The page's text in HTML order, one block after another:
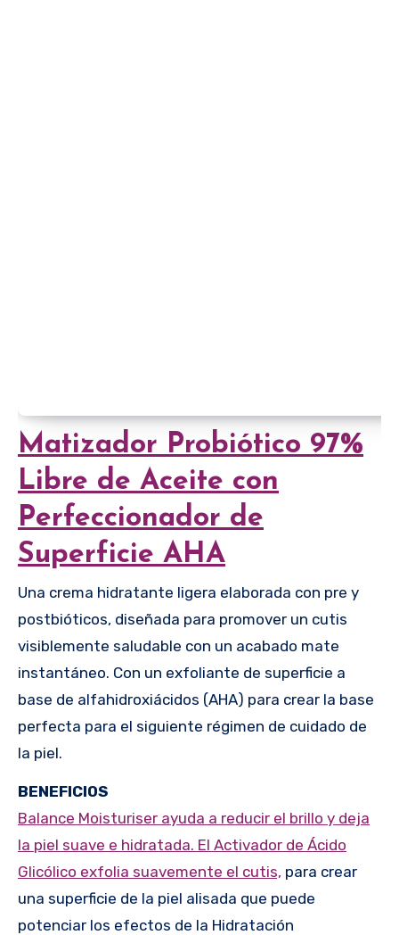
Matizador Probiótico 97%
Libre de Aceite con
Perfeccionador de
Superficie AHA
Una crema hidratante ligera elaborada con pre y
postbióticos, diseñada para promover un cutis
visiblemente saludable con un acabado mate
instantáneo. Con un exfoliante de superficie a
base de alfahidroxiácidos (AHA) para crear la base
perfecta para el siguiente régimen de cuidado de
la piel.
BENEFICIOS
Balance Moisturiser ayuda a reducir el brillo y deja
la piel suave e hidratada. El Activador de Ácido
Glicólico exfolia suavemente el cutis, para crear
una superficie de la piel alisada que puede
potenciar los efectos de la Hidratación